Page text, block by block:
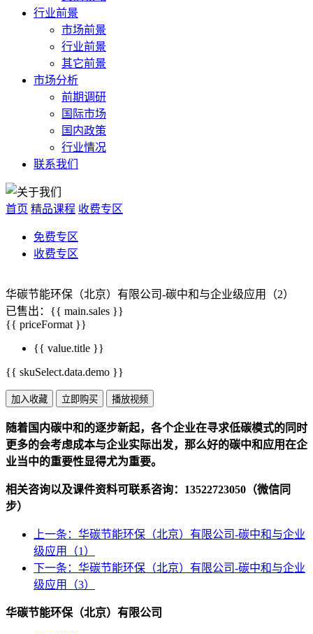
行业前景
市场前景
行业前景
其它前景
市场分析
前期调研
国际市场
国内政策
行业情况
联系我们
首页 精品课程 收费专区
免费专区
收费专区
华碳节能环保（北京）有限公司-碳中和与企业级应用（2）
已售出：{{ main.sales }}
{{ priceFormat }}
{{ value.title }}
{{ skuSelect.data.demo }}
加入收藏 立即购买 播放视频
随着国内碳中和的逐步新起，各个企业在寻求低碳模式的同时
更多的会考虑成本与企业实际出发，那么好的碳中和应用在企
业当中的重要性显得尤为重要。
相关咨询以及课件资料可联系咨询：13522723050（微信同
步）
上一条：华碳节能环保（北京）有限公司-碳中和与企业
级应用（1）
下一条：华碳节能环保（北京）有限公司-碳中和与企业
级应用（3）
华碳节能环保（北京）有限公司